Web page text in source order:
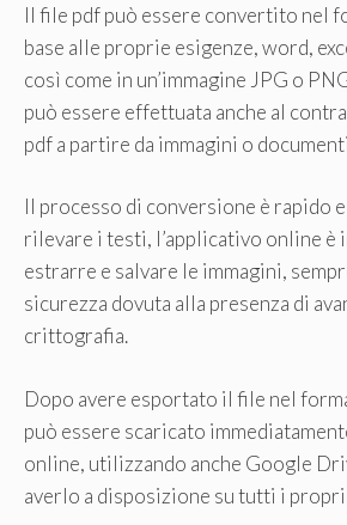
Il file pdf può essere convertito nel
base alle proprie esigenze, word,
così come in un’immagine JPG o
può essere effettuata anche al
pdf a partire da immagini o
Il processo di conversione è rapido
rilevare i testi, l’applicativo online è
estrarre e salvare le immagini,
sicurezza dovuta alla presenza di
crittografia.
Dopo avere esportato il file nel
può essere scaricato
online, utilizzando anche Google
averlo a disposizione su tutti i